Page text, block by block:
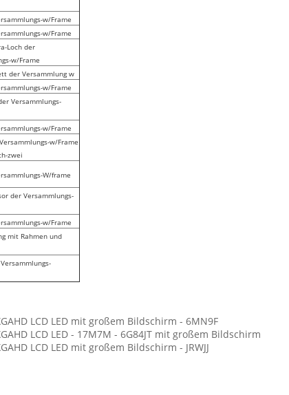
w/Frame
w/Frame
Loch der
w/Frame
der Versammlung w
w/Frame
Versammlungs-
w/Frame
w/Frame
zwei
W/frame
der Versammlungs-
w/Frame
mit Rahmen und
LCD LED mit großem Bildschirm - 6MN9F
LCD LED - 17M7M - 6G84JT mit großem Bildschirm
LCD LED mit großem Bildschirm - JRWJJ